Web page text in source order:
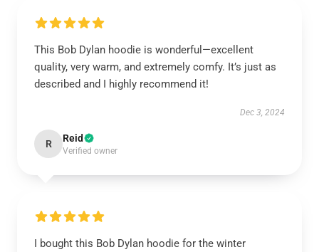
This Bob Dylan hoodie is wonderful—excellent
quality, very warm, and extremely comfy. It’s just as
described and I highly recommend it!
Dec 3, 2024
R Reid
Verified owner
I bought this Bob Dylan hoodie for the winter